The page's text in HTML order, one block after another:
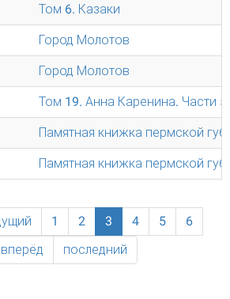
Том 6. Казаки
Город Молотов
Город Молотов
Том 19. Анна Каренина. Части
Памятная книжка пермской
Памятная книжка пермской
1 2 3 4 5
6
вперёд последний